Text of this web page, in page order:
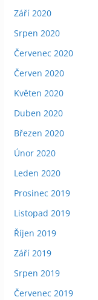
Září 2020
Srpen 2020
Červenec 2020
Červen 2020
Květen 2020
Duben 2020
Březen 2020
Únor 2020
Leden 2020
Prosinec 2019
Listopad 2019
Říjen 2019
Září 2019
Srpen 2019
Červenec 2019